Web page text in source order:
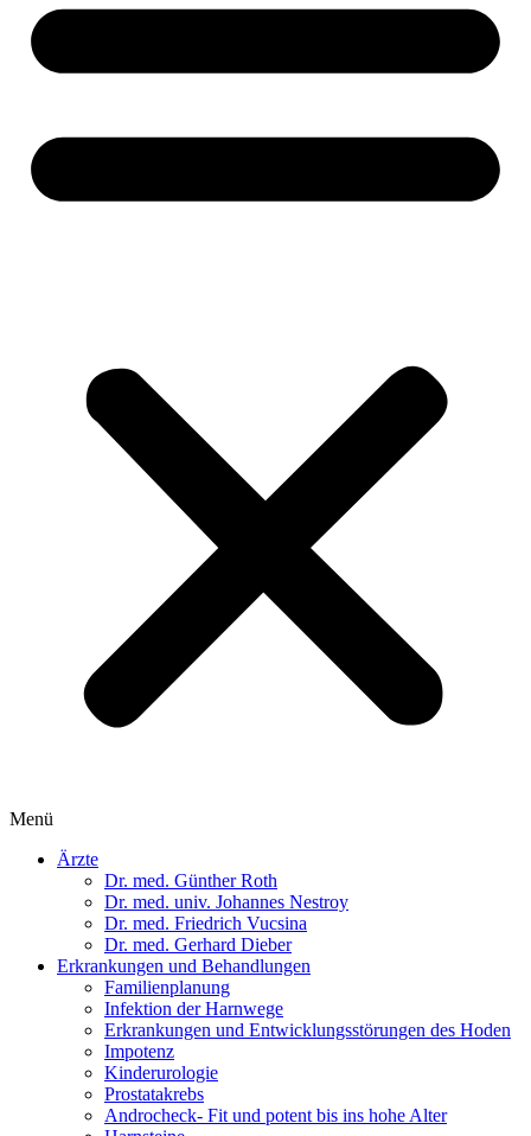
Menü
Ärzte
Dr. med. Günther Roth
Dr. med. univ. Johannes Nestroy
Dr. med. Friedrich Vucsina
Dr. med. Gerhard Dieber
Erkrankungen und Behandlungen
Familienplanung
Infektion der Harnwege
Erkrankungen und Entwicklungsstörungen des Hoden
Impotenz
Kinderurologie
Prostatakrebs
Androcheck- Fit und potent bis ins hohe Alter